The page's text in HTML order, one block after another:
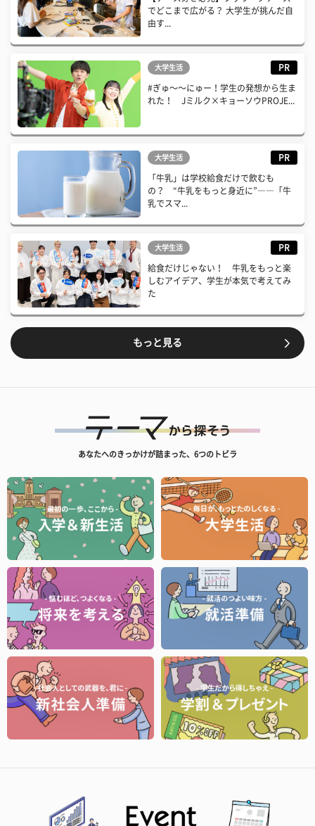
でどこまで広がる？ 大学生が挑んだ自
由す...
大学生活 PR
#ぎゅ〜〜にゅー！学生の発想から生ま
れた！ Jミルク×キョーソウPROJE...
大学生活 PR
「牛乳」は学校給食だけで飲むも
の？ “牛乳をもっと身近に”――「牛
乳でスマ...
大学生活 PR
給食だけじゃない！ 牛乳をもっと楽
しむアイデア、学生が本気で考えてみ
た
もっと見る
あなたへのきっかけが詰まった、6つのトビラ